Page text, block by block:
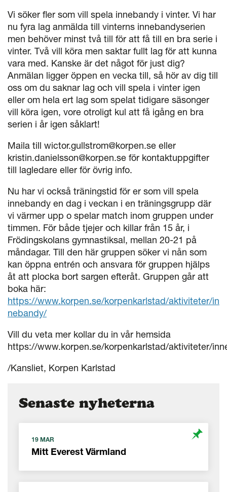
Vi söker fler som vill spela innebandy i vinter. Vi har
nu fyra lag anmälda till vinterns innebandyserien
men behöver minst två till för att få till en bra serie i
vinter. Två vill köra men saktar fullt lag för att kunna
vara med. Kanske är det något för just dig?
Anmälan ligger öppen en vecka till, så hör av dig till
oss om du saknar lag och vill spela i vinter igen
eller om hela ert lag som spelat tidigare säsonger
vill köra igen, vore otroligt kul att få igång en bra
serien i år igen såklart!
Maila till wictor.gullstrom@korpen.se eller
kristin.danielsson@korpen.se för kontaktuppgifter
till lagledare eller för övrig info.
Nu har vi också träningstid för er som vill spela
innebandy en dag i veckan i en träningsgrupp där
vi värmer upp o spelar match inom gruppen under
timmen. För både tjejer och killar från 15 år, i
Frödingskolans gymnastiksal, mellan 20-21 på
måndagar. Till den här gruppen söker vi nån som
kan öppna entrén och ansvara för gruppen hjälps
åt att plocka bort sargen efteråt. Gruppen går att
boka här:
https://www.korpen.se/korpenkarlstad/aktiviteter/in
nebandy/
Vill du veta mer kollar du in vår hemsida
https://www.korpen.se/korpenkarlstad/aktiviteter/
/Kansliet, Korpen Karlstad
Senaste nyheterna
19 MAR
Mitt Everest Värmland